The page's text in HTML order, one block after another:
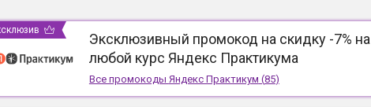
Эксклюзивный промокод на скидку -7% на
любой курс Яндекс Практикума
Все промокоды Яндекс Практикум (85)